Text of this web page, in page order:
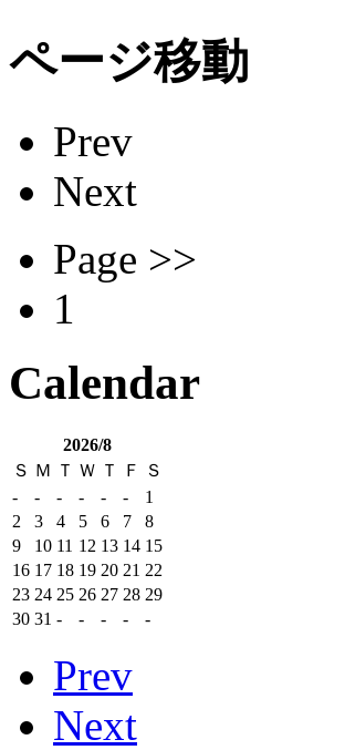
ページ移動
Prev
Next
Page >>
1
Calendar
2026/8
Ｓ Ｍ Ｔ Ｗ Ｔ Ｆ
Ｓ
-
- - - - -
1
2
3 4 5 6 7
8
9
10 11 12 13 14 15
16 17 18 19 20 21 22
23 24 25 26 27 28 29
30 31 - - - - -
Prev
Next